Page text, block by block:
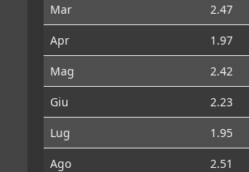
Mar
2.47
Apr
1.97
Mag
2.42
Giu
2.23
Lug
1.95
Ago
2.51